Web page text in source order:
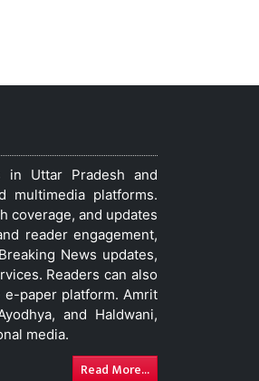
in Uttar Pradesh and
multimedia platforms.
coverage, and updates
reader engagement,
News updates,
Readers can also
paper platform. Amrit
and Haldwani,
media.
Read More...